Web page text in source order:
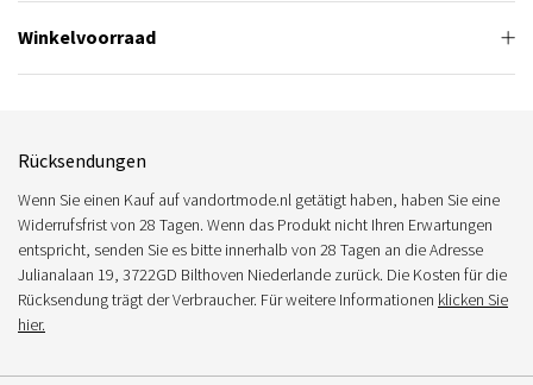
Winkelvoorraad
Rücksendungen
Wenn Sie einen Kauf auf vandortmode.nl getätigt haben, haben Sie eine
Widerrufsfrist von 28 Tagen. Wenn das Produkt nicht Ihren Erwartungen
entspricht, senden Sie es bitte innerhalb von 28 Tagen an die Adresse
Julianalaan 19, 3722GD Bilthoven Niederlande zurück. Die Kosten für die
Rücksendung trägt der Verbraucher. Für weitere Informationen klicken Sie
hier.